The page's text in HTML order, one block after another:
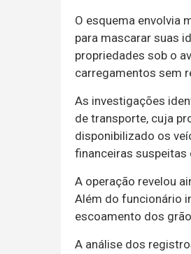
O esquema envolvia
para mascarar suas
propriedades sob o
carregamentos sem
As investigações
de transporte, cuja
disponibilizado os
financeiras
A operação revelou
Além do funcionário
escoamento dos
A análise dos